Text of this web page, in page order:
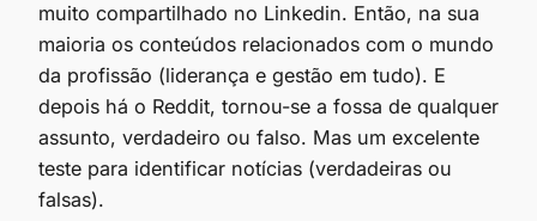
muito compartilhado no Linkedin. Então, na sua
maioria os conteúdos relacionados com o mundo
da profissão (liderança e gestão em tudo). E
depois há o Reddit, tornou-se a fossa de qualquer
assunto, verdadeiro ou falso. Mas um excelente
teste para identificar notícias (verdadeiras ou
falsas).